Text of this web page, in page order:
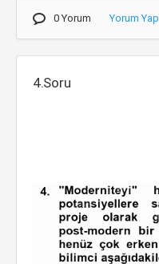
0 Yorum Yorum Yap
4.Soru